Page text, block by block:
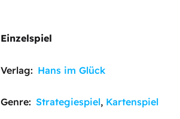
Einzelspiel
Verlag: Hans im Glück
Genre: Strategiespiel, Kartenspiel